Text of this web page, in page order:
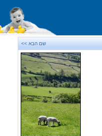
שם הבא >>